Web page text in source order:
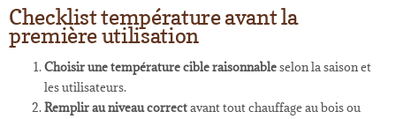
Checklist température avant la
première utilisation
Choisir une température cible raisonnableselon la saison et
les utilisateurs.
Remplir au niveau correctavant tout chauffage au bois ou